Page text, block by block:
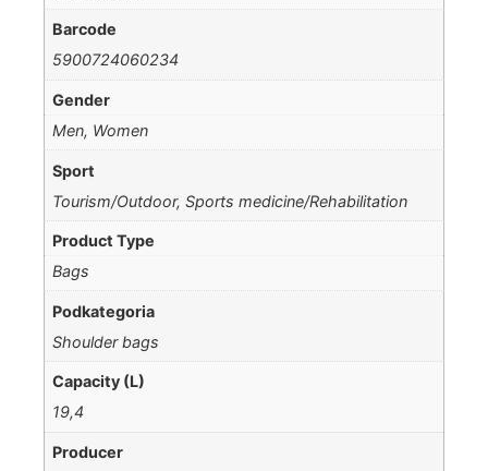
Barcode
5900724060234
Gender
Men, Women
Sport
Tourism/Outdoor, Sports medicine/Rehabilitation
Product Type
Bags
Podkategoria
Shoulder bags
Capacity (L)
19,4
Producer